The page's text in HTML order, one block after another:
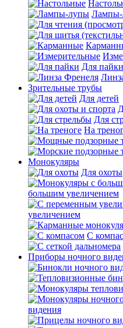
Для пайки
Зрительные трубы
Для детей
Для
На
Монокуляры
Для охоты
большим увеличением
увеличением
С
Приборы ночного
видения